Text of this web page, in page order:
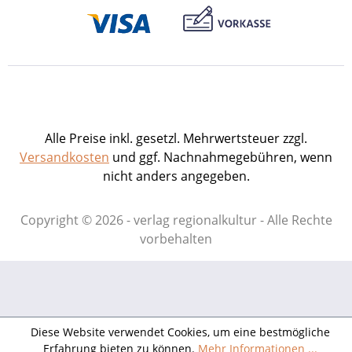
umzusteigen. Für alle Tourenvorschläge
in diesem Buch finden Sie An- und
Personennahverkehr (ÖPNV). 120 S. mit
Presseinformation als pdf-Datei zum
Download Buch-Cover als tif-Datei zum
Download
Alle Preise inkl. gesetzl. Mehrwertsteuer zzgl.
Versandkosten und ggf. Nachnahmegebühren, wenn
nicht anders angegeben.
Copyright © 2026 - verlag regionalkultur - Alle Rechte
vorbehalten
Diese Website verwendet Cookies, um eine bestmögliche
Erfahrung bieten zu können. Mehr Informationen ...